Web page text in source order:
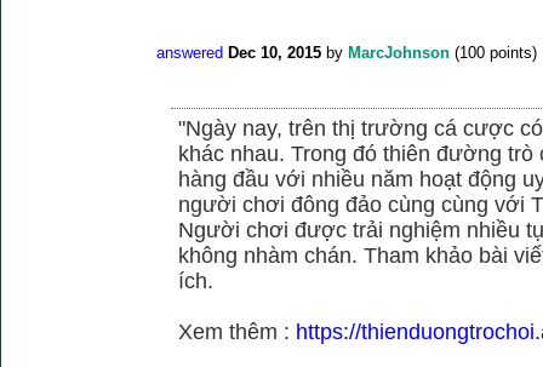
answered Dec 10, 2015 by MarcJohnson (100 points)
"Ngày nay, trên thị trường cá cược
khác nhau. Trong đó thiên đường
hàng đầu với nhiều năm hoạt động
người chơi đông đảo cùng cùng với
Người chơi được trải nghiệm nhiều
không nhàm chán. Tham khảo bài
ích.
Xem thêm : https://